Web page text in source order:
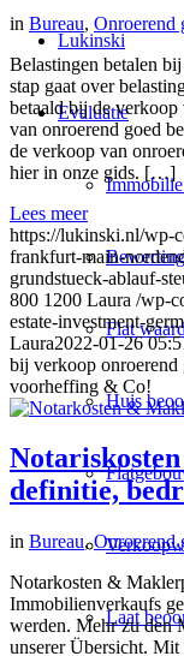
Lukinski
Evaluatie
Flat
Huis
Laat
in Bureau, Onroerend
Belastingen betalen
stap gaat over
betaald bij de verkoop
van onroerend goed
de verkoop van
hier in onze gids. […]
Lees meer
https://lukinski.nl/wp-
frankfurt-main-
grundstueck-ablauf-
800 1200 Laura /wp-
estate-investment-
Laura2022-01-26
bij verkoop onroerend
voorheffing & Co!
definitie,
in Bureau,Onroerend
Notarkosten &
Immobilienverkaufs
werden. Mehr zu den
unserer Übersicht. Mit